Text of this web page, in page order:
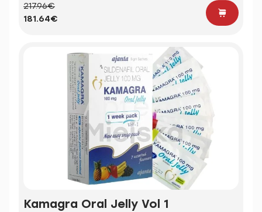
217.96€
181.64€
Kamagra Oral Jelly Vol 1